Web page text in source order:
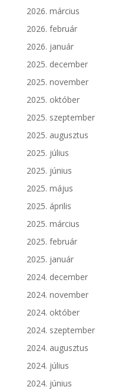
2026. március
2026. február
2026. január
2025. december
2025. november
2025. október
2025. szeptember
2025. augusztus
2025. július
2025. június
2025. május
2025. április
2025. március
2025. február
2025. január
2024. december
2024. november
2024. október
2024. szeptember
2024. augusztus
2024. július
2024. június